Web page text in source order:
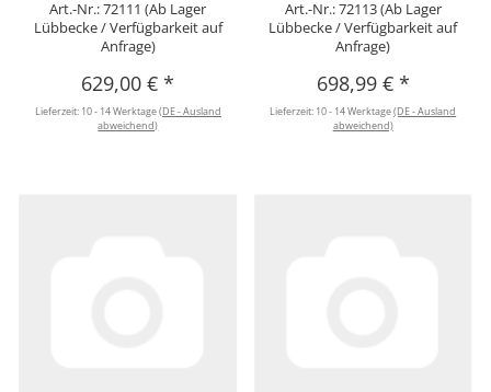
Art.-Nr.: 72111 (Ab Lager
Lübbecke / Verfügbarkeit auf
Anfrage)
629,00 €*
Lieferzeit: 10 - 14 Werktage(DE - Ausland
abweichend)
Art.-Nr.: 72113 (Ab Lager
Lübbecke / Verfügbarkeit auf
Anfrage)
698,99 € *
Lieferzeit: 10 - 14 Werktage(DE - Ausland
abweichend)